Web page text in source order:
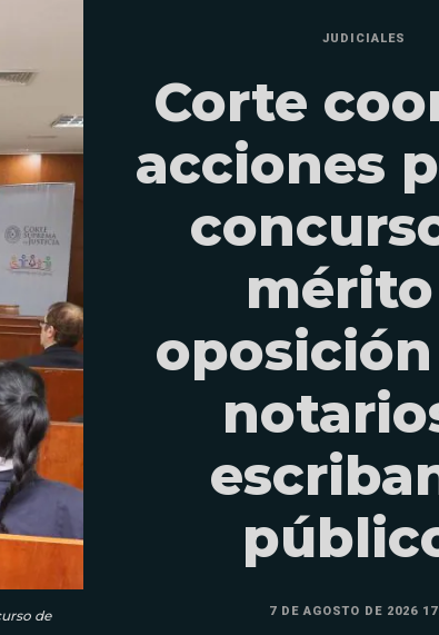
de
JUDICIALES
Corte
acciones
7 DE AGOSTO DE 2026